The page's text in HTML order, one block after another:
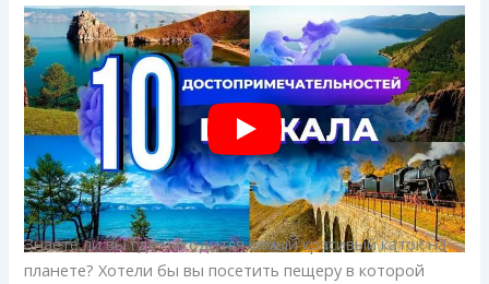
Знаете ли вы где находится самый красивый каток на
планете? Хотели бы вы посетить пещеру в которой